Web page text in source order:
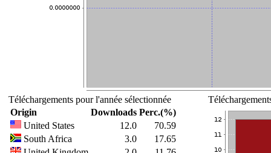
Téléchargements pour l'année sélectionnée
Origin
Downloads Perc.(%)
United States
12.0
70.59
South Africa
3.0
17.65